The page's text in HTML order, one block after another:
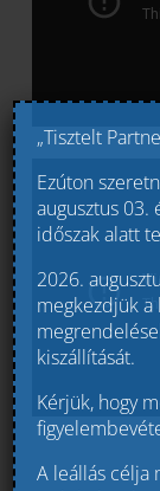
„Tisztelt
Ezúton
augusztus 03.
időszak alatt
2026.
megkezdjük
kiszállítását.
Kérjük, hogy
A leállás célja